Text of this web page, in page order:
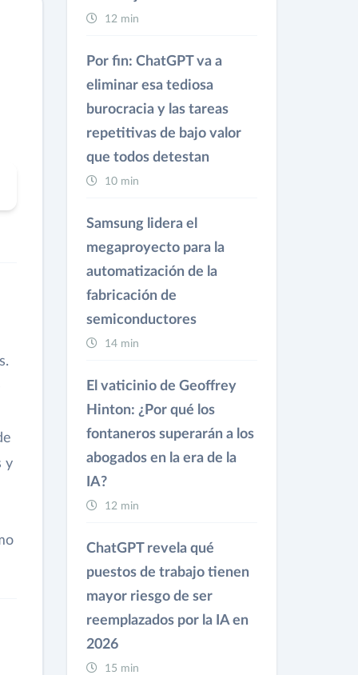
y
12 min
Por fin: ChatGPT va a
eliminar esa tediosa
burocracia y las tareas
repetitivas de bajo valor
que todos detestan
10 min
Samsung lidera el
megaproyecto para la
automatización de la
fabricación de
semiconductores
14 min
El vaticinio de Geoffrey
Hinton: ¿Por qué los
fontaneros superarán a los
abogados en la era de la
IA?
12 min
ChatGPT revela qué
puestos de trabajo tienen
mayor riesgo de ser
reemplazados por la IA en
2026
15 min